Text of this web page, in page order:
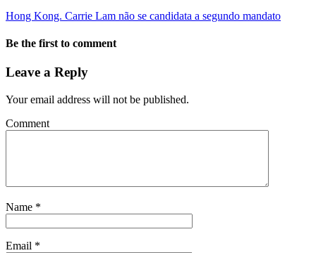
Hong Kong. Carrie Lam não se candidata a segundo mandato
Be the first to comment
Leave a Reply
Your email address will not be published.
Comment
Name *
Email *